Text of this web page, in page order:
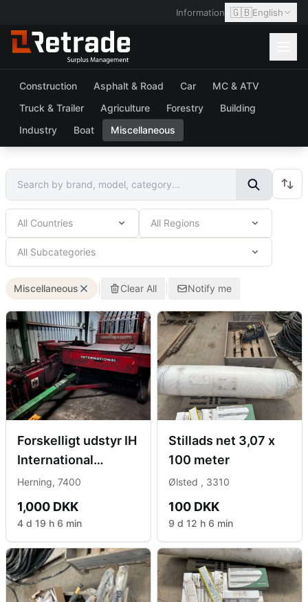
Information 🇬🇧English
Construction Asphalt & Road Car
MC & ATV
Truck & Trailer
Agriculture Forestry
Building
Industry
Boat Miscellaneous
All Countries All Regions
All Subcategories
Miscellaneous Clear All Notify me
Forskelligt udstyr IH
International
Halmpresser
Herning, 7400
1,000 DKK
4 d 19 h 6 min
Stillads net 3,07 x
100 meter
Ølsted , 3310
100 DKK
9 d 12 h 6 min